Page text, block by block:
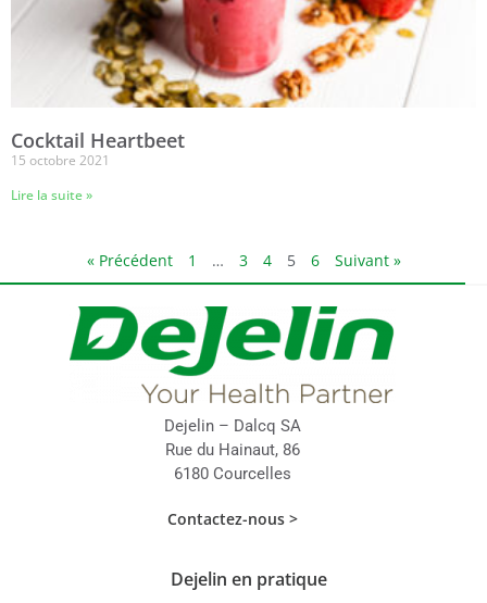
Cocktail Heartbeet
15 octobre 2021
Lire la suite »
« Précédent 1 … 3 4 5 6 Suivant »
Dejelin – Dalcq SA
Rue du Hainaut, 86
6180 Courcelles
Contactez-nous >
Dejelin en pratique